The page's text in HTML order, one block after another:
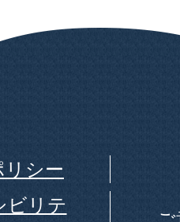
リシー
ビリテ